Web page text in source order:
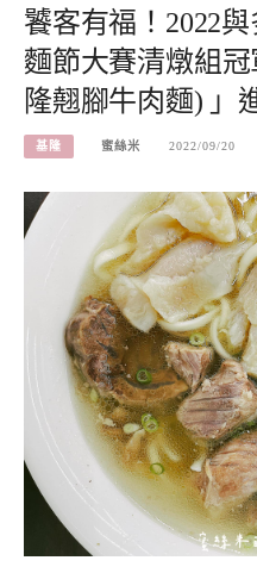
饕客有福！2022
麵節大賽清燉組
隆翹腳牛肉麵) 」
基隆 蜜絲米 2022/09/20